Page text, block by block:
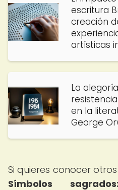
escritura
creación
artísticas
La
en la
George
Si quieres conocer
Símbolos